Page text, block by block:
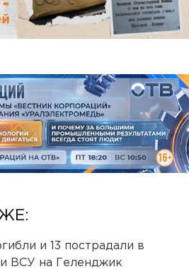
и 13 пострадали в
ВСУ на Геленджик